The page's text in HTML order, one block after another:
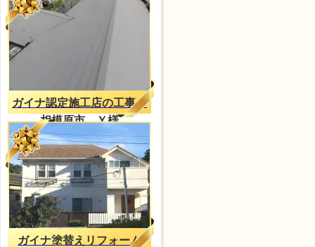
ガイナ認定施工店の工事
相模原市 Ｙ様
ガイナ塗替えリフォーム